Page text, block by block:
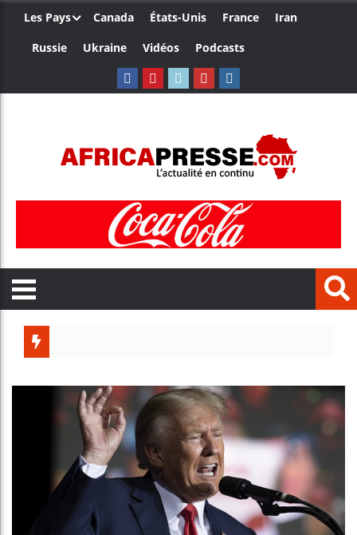
Les Pays Canada États-Unis France
Iran
Russie
Ukraine Vidéos Podcasts